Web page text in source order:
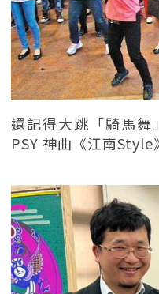
還記得大跳「騎馬
PSY 神曲《江南Style